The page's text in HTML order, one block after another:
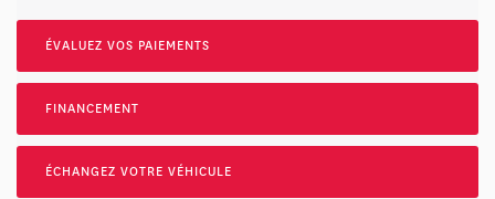
ÉVALUEZ VOS PAIEMENTS
FINANCEMENT
ÉCHANGEZ VOTRE VÉHICULE